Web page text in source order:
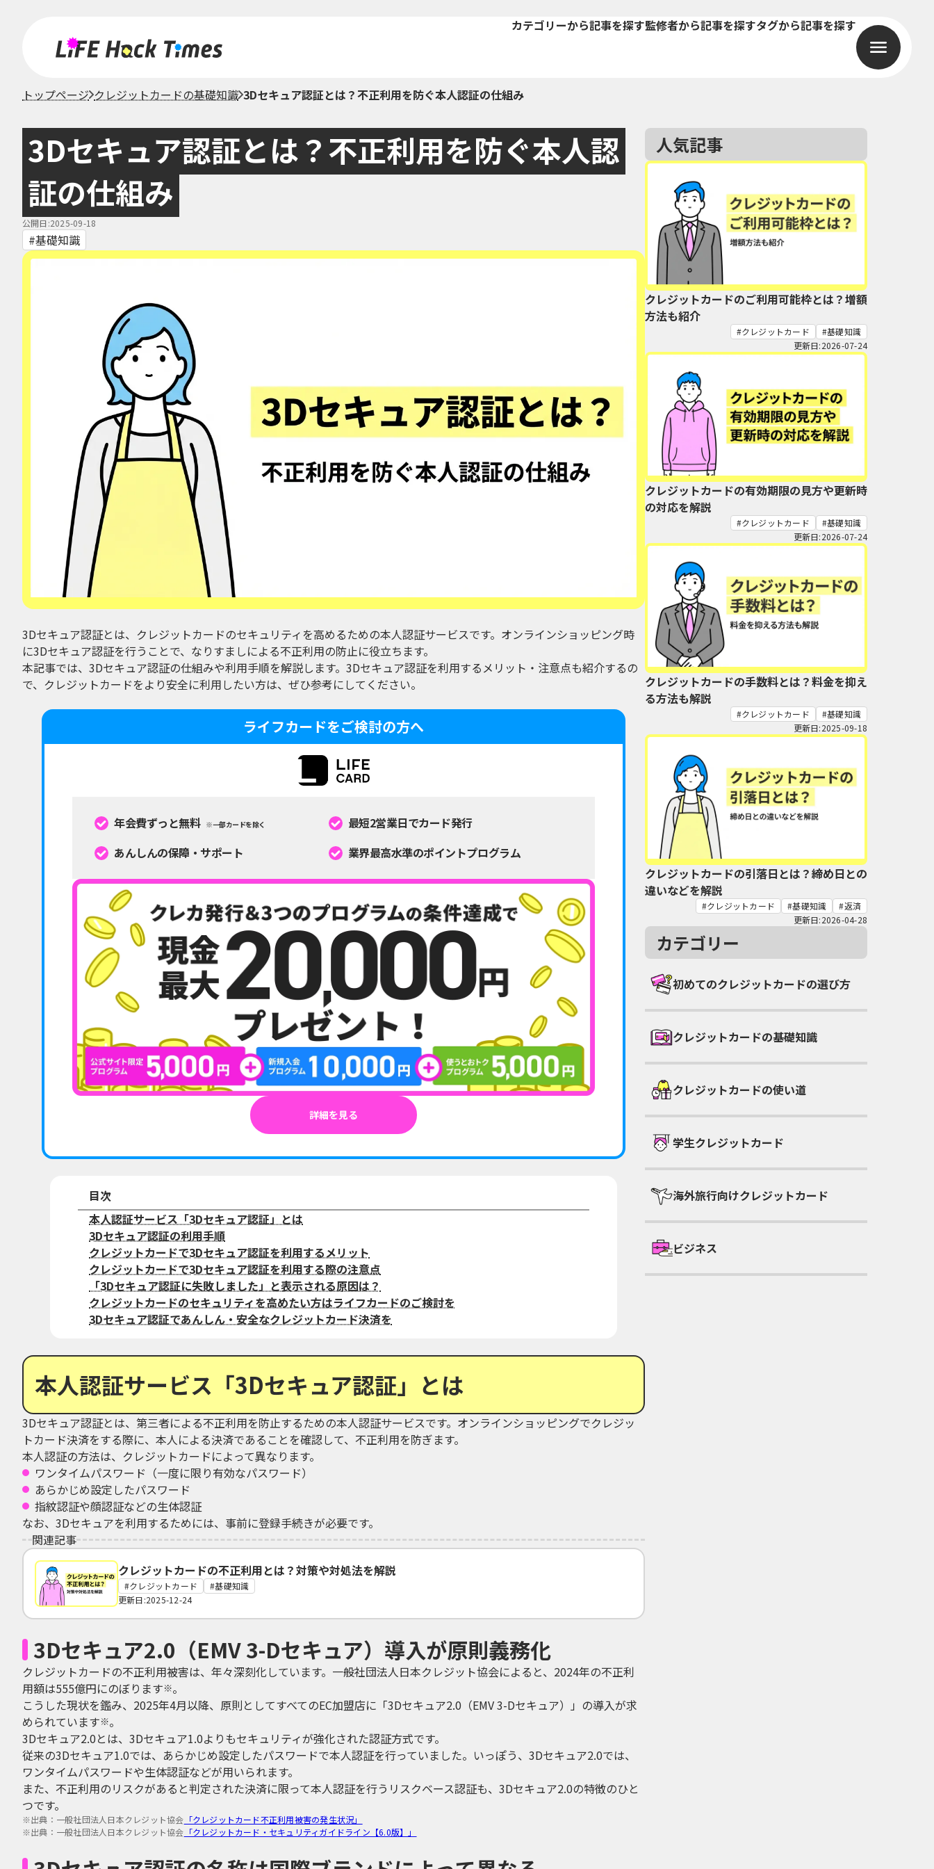
カテゴリーから記事を探す監修者から記事を探すタグから記事を探す
トップページ クレジットカードの基礎知識 3Dセキュア認証とは？不正利用を防ぐ本人認証の仕組み
3Dセキュア認証とは？不正利用を防ぐ本人認
証の仕組み
公開日:2025-09-18
基礎知識
3Dセキュア認証とは、クレジットカードのセキュリティを高めるための本人認証サービスです。オンラインショッピング時
に3Dセキュア認証を行うことで、なりすましによる不正利用の防止に役立ちます。
本記事では、3Dセキュア認証の仕組みや利用手順を解説します。3Dセキュア認証を利用するメリット・注意点も紹介するの
で、クレジットカードをより安全に利用したい方は、ぜひ参考にしてください。
ライフカードをご検討の方へ
年会費ずっと無料 ※一部カードを除く
最短2営業日でカード発行
あんしんの保障・サポート
業界最高水準のポイントプログラム
詳細を見る
目次
本人認証サービス「3Dセキュア認証」とは
3Dセキュア認証の利用手順
クレジットカードで3Dセキュア認証を利用するメリット
クレジットカードで3Dセキュア認証を利用する際の注意点
「3Dセキュア認証に失敗しました」と表示される原因は？
クレジットカードのセキュリティを高めたい方はライフカードのご検討を
3Dセキュア認証であんしん・安全なクレジットカード決済を
本人認証サービス「3Dセキュア認証」とは
3Dセキュア認証とは、第三者による不正利用を防止するための本人認証サービスです。オンラインショッピングでクレジッ
トカード決済をする際に、本人による決済であることを確認して、不正利用を防ぎます。
本人認証の方法は、クレジットカードによって異なります。
ワンタイムパスワード（一度に限り有効なパスワード）
あらかじめ設定したパスワード
指紋認証や顔認証などの生体認証
なお、3Dセキュアを利用するためには、事前に登録手続きが必要です。
関連記事
クレジットカードの不正利用とは？対策や対処法を解説
クレジットカード
基礎知識
更新日:2025-12-24
3Dセキュア2.0（EMV 3-Dセキュア）導入が原則義務化
クレジットカードの不正利用被害は、年々深刻化しています。一般社団法人日本クレジット協会によると、2024年の不正利
用額は555億円にのぼります※。
こうした現状を鑑み、2025年4月以降、原則としてすべてのEC加盟店に「3Dセキュア2.0（EMV 3-Dセキュア）」の導入が求
められています※。
3Dセキュア2.0とは、3Dセキュア1.0よりもセキュリティが強化された認証方式です。
従来の3Dセキュア1.0では、あらかじめ設定したパスワードで本人認証を行っていました。いっぽう、3Dセキュア2.0では、
ワンタイムパスワードや生体認証などが用いられます。
また、不正利用のリスクがあると判定された決済に限って本人認証を行うリスクベース認証も、3Dセキュア2.0の特徴のひと
つです。
※出典： 一般社団法人日本クレジット協会 「クレジットカード不正利用被害の発生状況」
※出典： 一般社団法人日本クレジット協会 「クレジットカード・セキュリティガイドライン【6.0版】」
人気記事
クレジットカードのご利用可能枠とは？増額
方法も紹介
クレジットカード
基礎知識
更新日:2026-07-24
クレジットカードの有効期限の見方や更新時
の対応を解説
クレジットカード
基礎知識
更新日:2026-07-24
クレジットカードの手数料とは？料金を抑え
る方法も解説
クレジットカード
基礎知識
更新日:2025-09-18
クレジットカードの引落日とは？締め日との
違いなどを解説
クレジットカード 基礎知識
返済
更新日:2026-04-28
カテゴリー
初めてのクレジットカードの選び方
クレジットカードの基礎知識
クレジットカードの使い道
学生クレジットカード
海外旅行向けクレジットカード
ビジネス